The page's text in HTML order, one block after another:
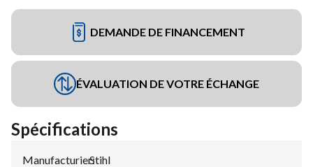
DEMANDE DE FINANCEMENT
ÉVALUATION DE VOTRE ÉCHANGE
Spécifications
Manufacturier:
Stihl